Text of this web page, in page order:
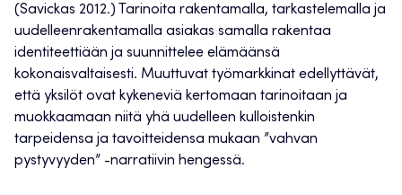
(Savickas 2012.) Tarinoita rakentamalla, tarkastelemalla ja
uudelleenrakentamalla asiakas samalla rakentaa
identiteettiään ja suunnittelee elämäänsä
kokonaisvaltaisesti. Muuttuvat työmarkkinat edellyttävät,
että yksilöt ovat kykeneviä kertomaan tarinoitaan ja
muokkaamaan niitä yhä uudelleen kulloistenkin
tarpeidensa ja tavoitteidensa mukaan ”vahvan
pystyvyyden” -narratiivin hengessä.